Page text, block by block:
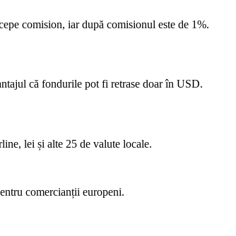
comision, iar după comisionul este de 1%.
că fondurile pot fi retrase doar în USD.
lei și alte 25 de valute locale.
comercianții europeni.